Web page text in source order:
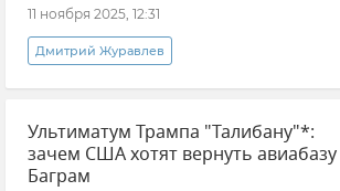
11 ноября 2025, 12:31
Дмитрий Журавлев
Эксклюзивы РИА Новости Крым
Мнения Политика
Владимир Зеленский Петр Порошенко*
Ультиматум Трампа "Талибану"*:
зачем США хотят вернуть авиабазу
Баграм